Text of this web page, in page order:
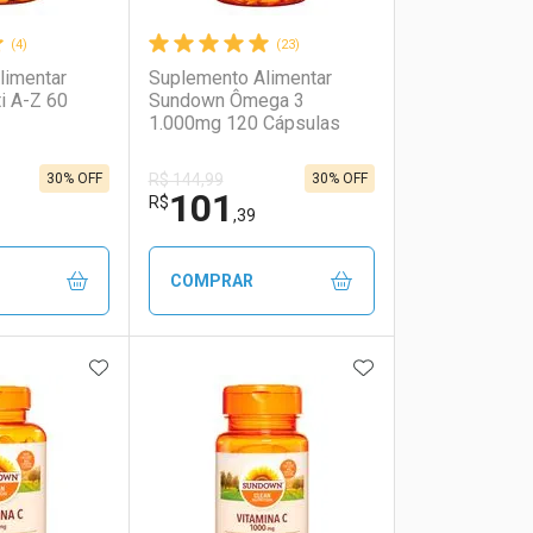
(4)
A-Z 60
30% OFF
(23)
Suplemento Alimentar
Sundown Ômega 3
1.000mg 120 Cápsulas
R$ 144,99
R$101 ,39
30% OFF
COMPRAR
Laboratório
Por Menos
ADICIONAR AOS FAVORITOSADICIONAR AOS